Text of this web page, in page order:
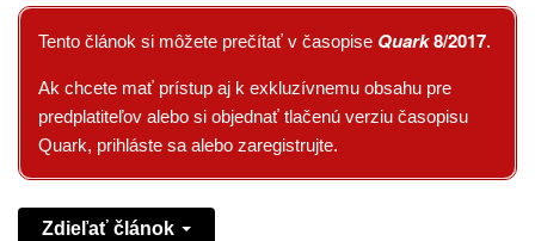
Tento článok si môžete prečítať v časopise Quark8/2017.
Ak chcete mať prístup aj k exkluzívnemu obsahu pre
predplatiteľov alebo si objednať tlačenú verziu časopisu
Quark, prihláste sa alebo zaregistrujte.
Zdieľať článok